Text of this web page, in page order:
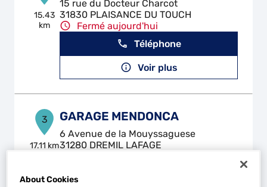
15.43
km
15 rue du Docteur Charcot
31830 PLAISANCE DU TOUCH
Fermé aujourd'hui
Téléphone
Voir plus
3
17.11 km
GARAGE MENDONCA
6 Avenue de la Mouyssaguese
31280 DREMIL LAFAGE
About Cookies